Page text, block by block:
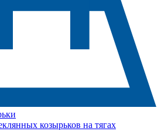
козырьков на тягах